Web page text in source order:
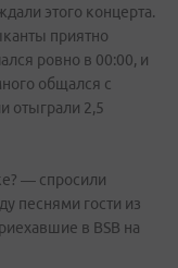
этого концерта.
приятно
ровно в 00:00, и
общался с
отыграли 2,5
— спросили
песнями гости из
в BSB на